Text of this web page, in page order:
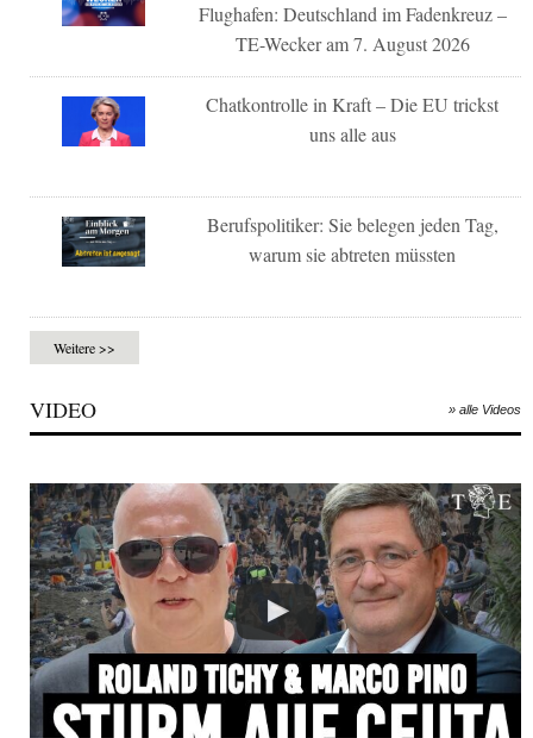
Flughafen: Deutschland im Fadenkreuz –
TE-Wecker am 7. August 2026
Chatkontrolle in Kraft – Die EU trickst
uns alle aus
Berufspolitiker: Sie belegen jeden Tag,
warum sie abtreten müssten
Weitere >>
VIDEO » alle Videos